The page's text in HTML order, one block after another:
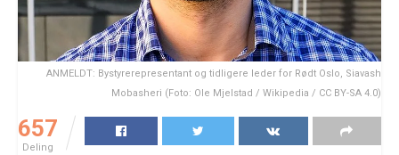
ANMELDT: Bystyrerepresentant og tidligere leder for Rødt Oslo, Siavash
Mobasheri (Foto: Ole Mjelstad / Wikipedia / CC BY-SA 4.0)
657
Deling